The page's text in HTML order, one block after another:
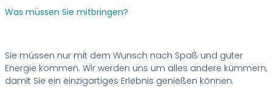
Was müssen Sie mitbringen?
Sie müssen nur mit dem Wunsch nach Spaß und guter
Energie kommen. Wir werden uns um alles andere kümmern,
damit Sie ein einzigartiges Erlebnis genießen können.